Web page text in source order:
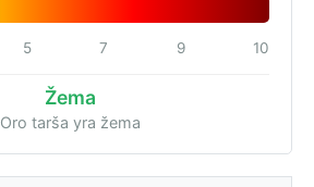
5 7 9 10
Žema
Oro tarša yra žema